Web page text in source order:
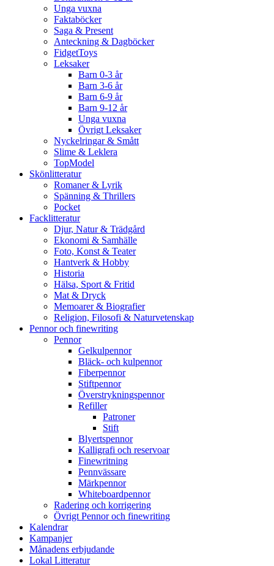
Unga vuxna
Faktaböcker
Saga & Present
Anteckning & Dagböcker
FidgetToys
Leksaker
Barn 0-3 år
Barn 3-6 år
Barn 6-9 år
Barn 9-12 år
Unga vuxna
Övrigt Leksaker
Nyckelringar & Smått
Slime & Leklera
TopModel
Skönlitteratur
Romaner & Lyrik
Spänning & Thrillers
Pocket
Facklitteratur
Djur, Natur & Trädgård
Ekonomi & Samhälle
Foto, Konst & Teater
Hantverk & Hobby
Historia
Hälsa, Sport & Fritid
Mat & Dryck
Memoarer & Biografier
Religion, Filosofi & Naturvetenskap
Pennor och finewriting
Pennor
Gelkulpennor
Bläck- och kulpennor
Fiberpennor
Stiftpennor
Överstrykningspennor
Refiller
Patroner
Stift
Blyertspennor
Kalligrafi och reservoar
Finewritning
Pennvässare
Märkpennor
Whiteboardpennor
Radering och korrigering
Övrigt Pennor och finewriting
Kalendrar
Kampanjer
Månadens erbjudande
Lokal Litteratur